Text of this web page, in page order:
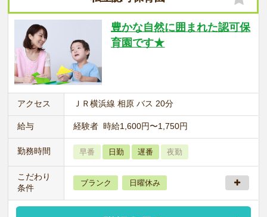
豊かな自然に囲まれた認可保
育園です★
アクセス ＪＲ横浜線 相原 バス 20分
給与 経験者 時給1,600円〜1,750円
勤務時間 早番 日勤 遅番 夜勤
こだわり
条件
ブランク 日曜休み